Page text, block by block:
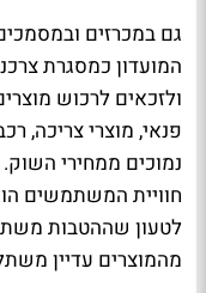
גם במכרזים
המועדון כמסגרת
ולזכאים לרכוש
פנאי, מוצרי צריכה,
נמוכים ממחירי
חוויית המשתמשים
לטעון שההטבות
מהמוצרים עדיין